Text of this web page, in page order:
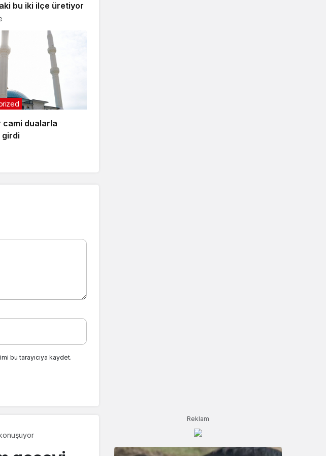
bu iki ilçe üretiyor
cami dualarla
girdi
bu tarayıcıya kaydet.
Reklam